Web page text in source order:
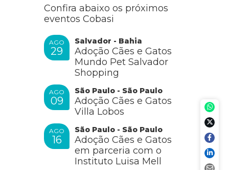
Confira abaixo os próximos
eventos Cobasi
AGO
29
Salvador - Bahia
Adoção Cães e Gatos
Mundo Pet Salvador
Shopping
AGO
09
São Paulo - São Paulo
Adoção Cães e Gatos
Villa Lobos
AGO
16
São Paulo - São Paulo
Adoção Cães e Gatos
em parceria com o
Instituto Luisa Mell